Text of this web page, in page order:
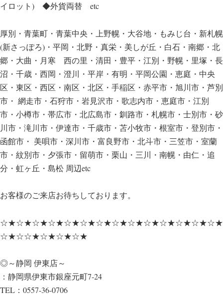
イロット) ◆外貨両替 etc
厚別・青葉町・青葉中央・上野幌・大谷地・もみじ台・新札幌
(新さっぽろ)・平岡・北野・真栄・美しが丘・白石・南郷・北
郷・大曲・月寒 西の里・清田・豊平・江別・野幌・里塚・長
沼・千歳・西岡・澄川・平岸・有明・平岡公園・恵庭・中央
区・東区・西区・南区・北区・手稲区・赤平市・旭川市・芦別
市・ 網走市・石狩市・岩見沢市・歌志内市・恵庭市・江別
市・小樽市・帯広市・北広島市・釧路市・札幌市・士別市・砂
川市・滝川市・伊達市・千歳市・苫小牧市・根室市・登別市・
函館市・ 美唄市・深川市・富良野市・北斗市・三笠市・室蘭
市・紋別市・夕張市・留萌市・栗山・三川・南幌・由仁・追
分・虹ヶ丘・島松 周辺etc
お客様のご来店お待ちしております。
☆★☆★☆★☆★☆★☆★☆★☆★☆★☆★☆★☆★☆★☆★
☆★☆☆★☆★☆★☆★
◎～静岡 伊東店～
：静岡県伊東市銀座元町7-24
TEL：0557-36-0706